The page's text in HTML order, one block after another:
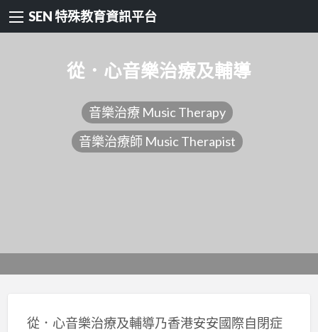
SEN 特殊教育資訊平台
從．心音樂治療及輔導
音樂治療 Music Therapy
音樂治療師 Music Therapist
從．心音樂治療及輔導乃香港安安國際自閉症